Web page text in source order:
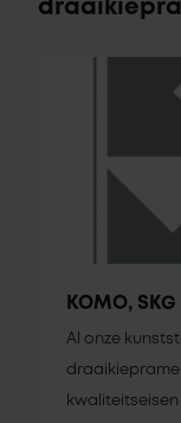
KOMO,
Al onze
kwaliteitseisen